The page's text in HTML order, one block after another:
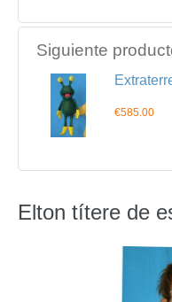
Siguiente
€585.00
Elton títere de